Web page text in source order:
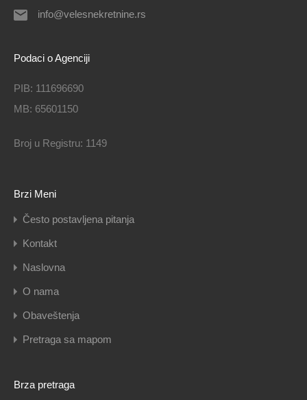
info@velesnekretnine.rs
Podaci o Agenciji
PIB: 111696690
MB: 65601150
Broj u Registru: 1149
Brzi Meni
Često postavljena pitanja
Kontakt
Naslovna
O nama
Obaveštenja
Pretraga sa mapom
Brza pretraga